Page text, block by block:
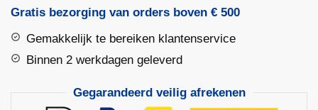
ronde
FSC
|
Gratis bezorging van orders boven € 500
Gemakkelijk te bereiken klantenservice
Binnen 2 werkdagen geleverd
Gegarandeerd veilig afrekenen